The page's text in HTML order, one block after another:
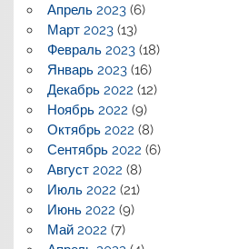
Апрель 2023(6)
Март 2023(13)
Февраль 2023(18)
Январь 2023(16)
Декабрь 2022 (12)
Ноябрь 2022 (9)
Октябрь 2022 (8)
Сентябрь 2022 (6)
Август 2022 (8)
Июль 2022 (21)
Июнь 2022 (9)
Май 2022 (7)